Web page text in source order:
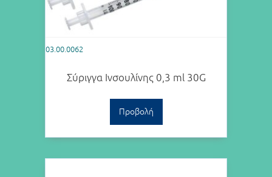
03.00.0062
Σύριγγα Ινσουλίνης 0,3 ml 30G
Προβολή